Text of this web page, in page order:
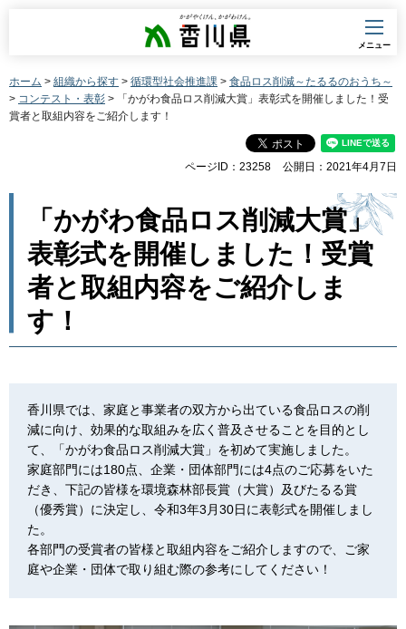
香川県
メニュー
ホーム > 組織から探す > 循環型社会推進課 > 食品ロス削減～たるるのおうち～
> コンテスト・表彰 > 「かがわ食品ロス削減大賞」表彰式を開催しました！受
賞者と取組内容をご紹介します！
ページID：23258 公開日：2021年4月7日
「かがわ食品ロス削減大賞」
表彰式を開催しました！受賞
者と取組内容をご紹介しま
す！
香川県では、家庭と事業者の双方から出ている食品ロスの削
減に向け、効果的な取組みを広く普及させることを目的とし
て、「かがわ食品ロス削減大賞」を初めて実施しました。
家庭部門には180点、企業・団体部門には4点のご応募をいた
だき、下記の皆様を環境森林部長賞（大賞）及びたるる賞
（優秀賞）に決定し、令和3年3月30日に表彰式を開催しまし
た。
各部門の受賞者の皆様と取組内容をご紹介しますので、ご家
庭や企業・団体で取り組む際の参考にしてください！